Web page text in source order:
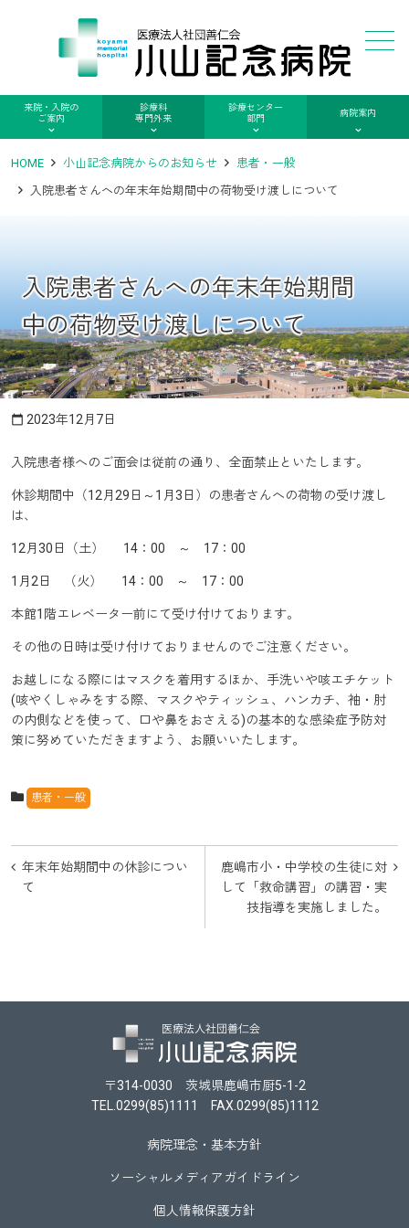
来院・入院の
ご案内
診療科
専門外来
診療センター
部門
病院案内
HOME 小山記念病院からのお知らせ
患者・一般
入院患者さんへの年末年始期間中の荷物受け渡しについて
入院患者さんへの年末年始期間
中の荷物受け渡しについて
calendar_today 2023年12月7日
入院患者様へのご面会は従前の通り、全面禁止といたします。
休診期間中（12月29日～1月3日）の患者さんへの荷物の受け渡し
は、
12月30日（土） 14：00 ～ 17：00
1月2日 （火） 14：00 ～ 17：00
本館1階エレベーター前にて受け付けております。
その他の日時は受け付けておりませんのでご注意ください。
お越しになる際にはマスクを着用するほか、手洗いや咳エチケット
(咳やくしゃみをする際、マスクやティッシュ、ハンカチ、袖・肘
の内側などを使って、口や鼻をおさえる)の基本的な感染症予防対
策に努めていただきますよう、お願いいたします。
患者・一般
投
稿
年末年始期間中の休診につい
て
鹿嶋市小・中学校の生徒に対
して「救命講習」の講習・実
技指導を実施しました。
〒314-0030 茨城県鹿嶋市厨5-1-2
TEL.0299(85)1111 FAX.0299(85)1112
病院理念・基本方針
ソーシャルメディアガイドライン
個人情報保護方針